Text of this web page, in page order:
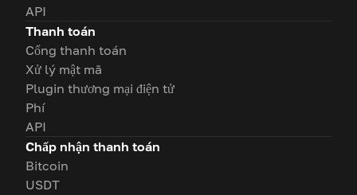
API
Thanh toán
Cổng thanh toán
Xử lý mật mã
Plugin thương mại điện tử
Phí
API
Chấp nhận thanh toán
Bitcoin
USDT